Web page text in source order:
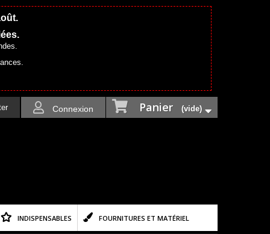
Panier (vide)
Connexion
INDISPENSABLES FOURNITURES ET MATÉRIEL